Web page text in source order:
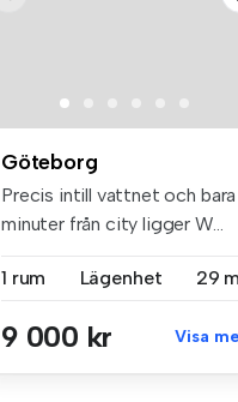
Göteborg
Precis intill vattnet och bara
minuter från city ligger W...
1 rum Lägenhet 29
9 000 kr Visa